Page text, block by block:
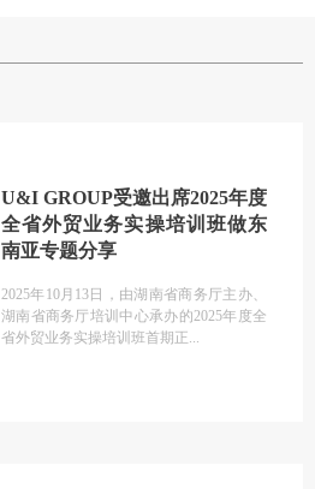
U&I GROUP受邀出席2025年度
全省外贸业务实操培训班做东
南亚专题分享
2025年10月13日，由湖南省商务厅主办、
湖南省商务厅培训中心承办的2025年度全
省外贸业务实操培训班首期正